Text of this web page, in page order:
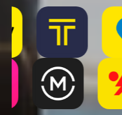
구매할 수 있다. 오는 13일부터
시작한다. 온라인 단독 판매 상
신세계백화점 센텀시티점에서
카카오톡 선물하기에서 단독
온라인 스토어 기획전과 신세
매장에서는 상반기 큰 인기를
필로우 등 카카오프렌즈와 국
판매돼 전통 굿즈의 매력을 더
“옛날옛춘은 한국 전통문화의